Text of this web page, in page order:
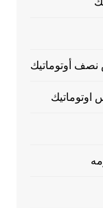
نصف أوتوماتيك
اوتوماتيك